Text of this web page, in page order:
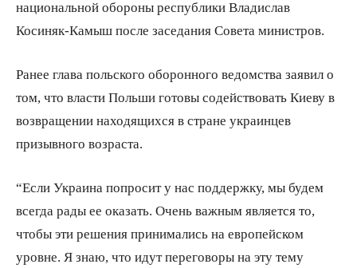
национальной обороны республики Владислав
Косиняк-Камыш после заседания Совета министров.
Ранее глава польского оборонного ведомства заявил о
том, что власти Польши готовы содействовать Киеву в
возвращении находящихся в стране украинцев
призывного возраста.
“Если Украина попросит у нас поддержку, мы будем
всегда рады ее оказать. Очень важным является то,
чтобы эти решения принимались на европейском
уровне. Я знаю, что идут переговоры на эту тему